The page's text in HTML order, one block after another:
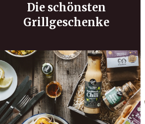
Die schönsten
Grillgeschenke